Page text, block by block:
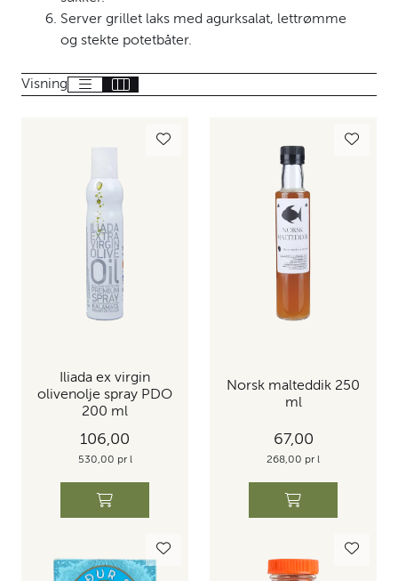
Server grillet laks med agurksalat, lettrømme
og stekte potetbåter.
Visning
Iliada ex virgin
olivenolje spray PDO
200 ml
106,00
530,00 pr l
Norsk malteddik 250
ml
67,00
268,00 pr l